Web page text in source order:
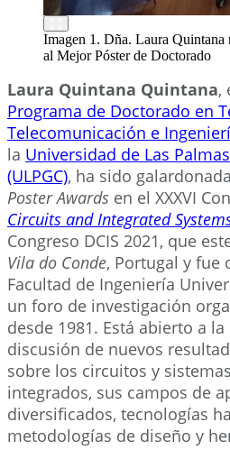
Imagen 1. Dña. Laura Quintana
al Mejor Póster de Doctorado
Laura Quintana Quintana,
Programa de Doctorado en
Telecomunicación e
la Universidad de Las
(ULPGC), ha sido
Poster Awards en el XXXVI
Circuits and Integrated
Congreso DCIS 2021, que
Vila do Conde, Portugal y fue
Facultad de Ingeniería
un foro de investigación
desde 1981. Está abierto a
discusión de nuevos
sobre los circuitos y
integrados, sus campos de
diversificados, tecnologías
metodologías de diseño y